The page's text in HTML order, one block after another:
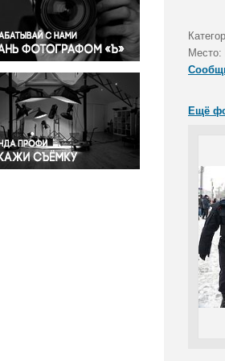
Правосудие
Происшествия и конфликты
Религия
Светская жизнь
Спорт
Экология
Экономика и бизнес
Место:
Ещё